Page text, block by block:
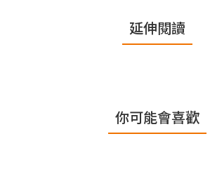
延伸閱讀
你可能會喜歡